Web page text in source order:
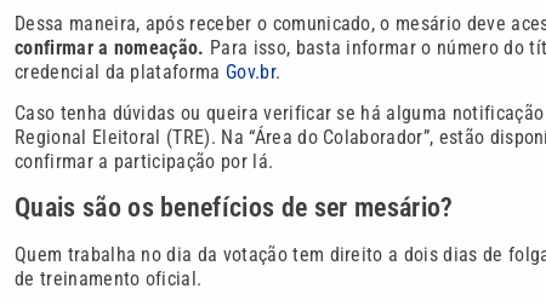
Dessa maneira, após receber o comunicado, o mesário deve
confirmar a nomeação. Para isso, basta informar o número do
credencial da plataforma Gov.br.
Caso tenha dúvidas ou queira verificar se há alguma
Regional Eleitoral (TRE). Na “Área do Colaborador”, estão
confirmar a participação por lá.
Quais são os benefícios de ser mesário?
Quem trabalha no dia da votação tem direito a dois dias de
de treinamento oficial.